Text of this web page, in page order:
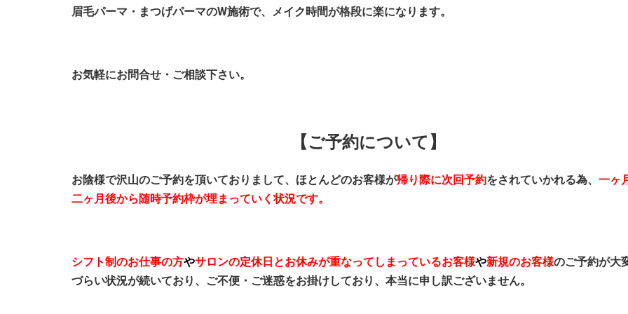
眉毛パーマ・まつげパーマのW施術で、メイク時間が格段に楽になります。
お気軽にお問合せ・ご相談下さい。
【ご予約について】
お陰様で沢山のご予約を頂いておりまして、ほとんどのお客様が帰り際に次回予約をされていかれる為、 一ヶ
二ヶ月後から随時予約枠が埋まっていく状況です。
シフト制のお仕事の方やサロンの定休日とお休みが重なってしまっているお客様や新規のお客様のご予約が大
づらい状況が続いており、ご不便・ご迷惑をお掛けしており、本当に申し訳ございません。